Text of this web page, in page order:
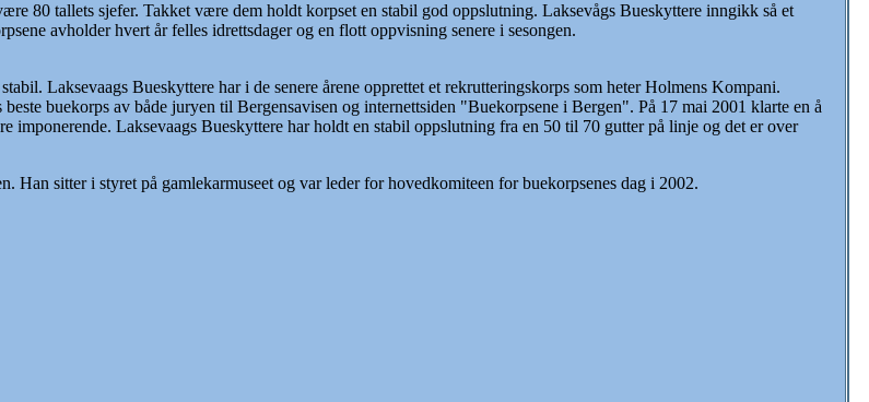
80 tallets sjefer. Takket være dem holdt korpset en stabil god oppslutning. Laksevågs Bueskyttere inngikk så et
avholder hvert år felles idrettsdager og en flott oppvisning senere i sesongen.
Laksevaags Bueskyttere har i de senere årene opprettet et rekrutteringskorps som heter Holmens Kompani.
buekorps av både juryen til Bergensavisen og internettsiden "Buekorpsene i Bergen". På 17 mai 2001 klarte en å
imponerende. Laksevaags Bueskyttere har holdt en stabil oppslutning fra en 50 til 70 gutter på linje og det er over
Han sitter i styret på gamlekarmuseet og var leder for hovedkomiteen for buekorpsenes dag i 2002.